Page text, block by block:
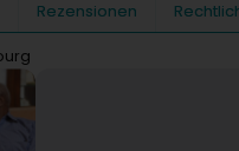
Rezensionen